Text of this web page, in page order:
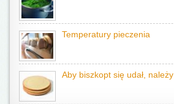
Temperatury pieczenia
Aby biszkopt się udał, należy